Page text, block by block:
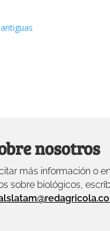
nosotros
más información o
sobre biológicos,